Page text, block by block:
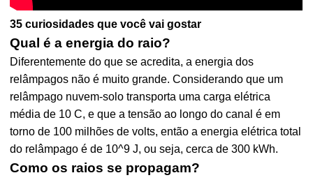
35 curiosidades que você vai gostar
Qual é a energia do raio?
Diferentemente do que se acredita, a energia dos
relâmpagos não é muito grande. Considerando que um
relâmpago nuvem-solo transporta uma carga elétrica
média de 10 C, e que a tensão ao longo do canal é em
torno de 100 milhões de volts, então a energia elétrica total
do relâmpago é de 10^9 J, ou seja, cerca de 300 kWh.
Como os raios se propagam?